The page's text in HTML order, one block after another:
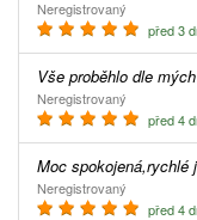
Neregistrovaný
před 3
Vše proběhlo dle
Neregistrovaný
před 4
Moc spokojená,rychlé
Neregistrovaný
před 4